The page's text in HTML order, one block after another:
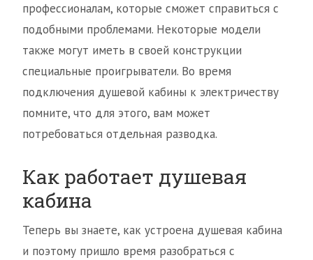
профессионалам, которые сможет справиться с
подобными проблемами. Некоторые модели
также могут иметь в своей конструкции
специальные проигрыватели. Во время
подключения душевой кабины к электричеству
помните, что для этого, вам может
потребоваться отдельная разводка.
Как работает душевая
кабина
Теперь вы знаете, как устроена душевая кабина
и поэтому пришло время разобраться с